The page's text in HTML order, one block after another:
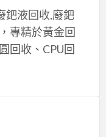
鈀液回收,廢鈀
專精於黃金回
回收、CPU回